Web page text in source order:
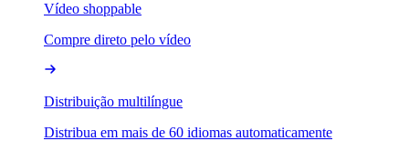
Vídeo shoppable
Compre direto pelo vídeo
Distribuição multilíngue
Distribua em mais de 60 idiomas automaticamente